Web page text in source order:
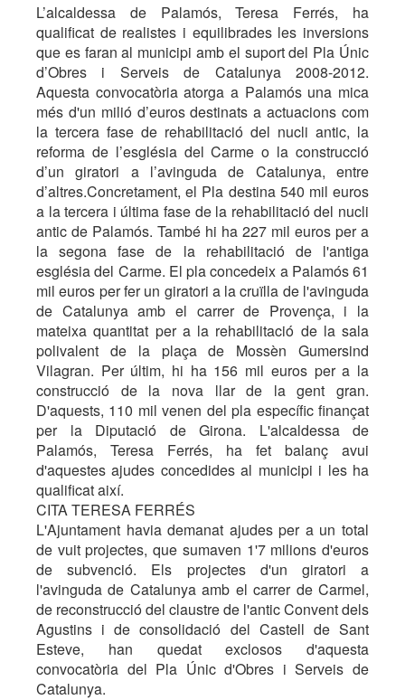
L’alcaldessa de Palamós, Teresa Ferrés, ha
qualificat de realistes i equilibrades les inversions
que es faran al municipi amb el suport del Pla Únic
d’Obres i Serveis de Catalunya 2008-2012.
Aquesta convocatòria atorga a Palamós una mica
més d'un milió d’euros destinats a actuacions com
la tercera fase de rehabilitació del nucli antic, la
reforma de l’església del Carme o la construcció
d’un giratori a l’avinguda de Catalunya, entre
d’altres.Concretament, el Pla destina 540 mil euros
a la tercera i última fase de la rehabilitació del nucli
antic de Palamós. També hi ha 227 mil euros per a
la segona fase de la rehabilitació de l'antiga
església del Carme. El pla concedeix a Palamós 61
mil euros per fer un giratori a la cruïlla de l'avinguda
de Catalunya amb el carrer de Provença, i la
mateixa quantitat per a la rehabilitació de la sala
polivalent de la plaça de Mossèn Gumersind
Vilagran. Per últim, hi ha 156 mil euros per a la
construcció de la nova llar de la gent gran.
D'aquests, 110 mil venen del pla específic finançat
per la Diputació de Girona. L'alcaldessa de
Palamós, Teresa Ferrés, ha fet balanç avui
d'aquestes ajudes concedides al municipi i les ha
qualificat així.
CITA TERESA FERRÉS
L'Ajuntament havia demanat ajudes per a un total
de vuit projectes, que sumaven 1'7 milions d'euros
de subvenció. Els projectes d'un giratori a
l'avinguda de Catalunya amb el carrer de Carmel,
de reconstrucció del claustre de l'antic Convent dels
Agustins i de consolidació del Castell de Sant
Esteve, han quedat exclosos d'aquesta
convocatòria del Pla Únic d'Obres i Serveis de
Catalunya.